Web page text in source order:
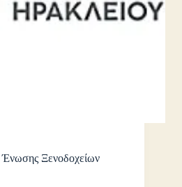
Ένωσης Ξενοδοχείων